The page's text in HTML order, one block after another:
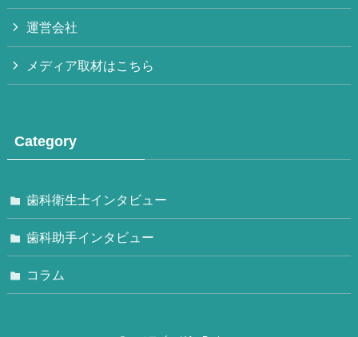
運営会社
メディア取材はこちら
Category
歯科衛生士インタビュー
歯科助手インタビュー
コラム